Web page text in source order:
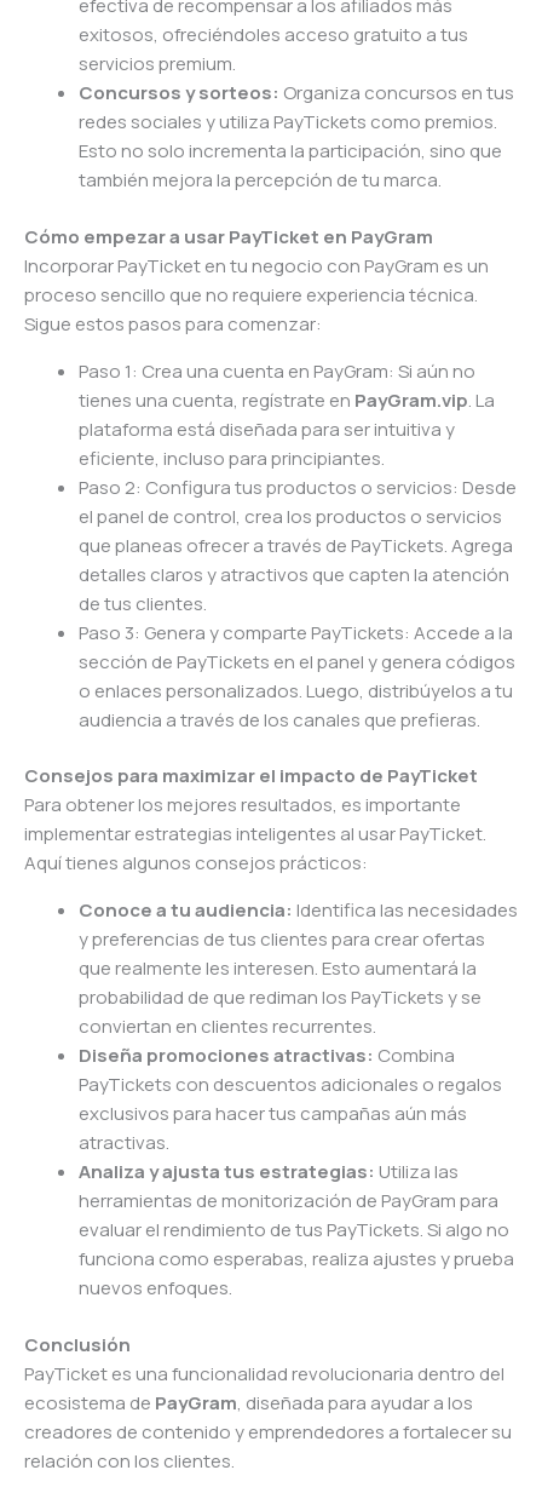
efectiva de recompensar a los afiliados más
exitosos, ofreciéndoles acceso gratuito a tus
servicios premium.
Concursos y sorteos: Organiza concursos en tus
redes sociales y utiliza PayTickets como premios.
Esto no solo incrementa la participación, sino que
también mejora la percepción de tu marca.
Cómo empezar a usar PayTicket en PayGram
Incorporar PayTicket en tu negocio con PayGram es un
proceso sencillo que no requiere experiencia técnica.
Sigue estos pasos para comenzar:
Paso 1: Crea una cuenta en PayGram: Si aún no
tienes una cuenta, regístrate en PayGram.vip. La
plataforma está diseñada para ser intuitiva y
eficiente, incluso para principiantes.
Paso 2: Configura tus productos o servicios: Desde
el panel de control, crea los productos o servicios
que planeas ofrecer a través de PayTickets. Agrega
detalles claros y atractivos que capten la atención
de tus clientes.
Paso 3: Genera y comparte PayTickets: Accede a la
sección de PayTickets en el panel y genera códigos
o enlaces personalizados. Luego, distribúyelos a tu
audiencia a través de los canales que prefieras.
Consejos para maximizar el impacto de PayTicket
Para obtener los mejores resultados, es importante
implementar estrategias inteligentes al usar PayTicket.
Aquí tienes algunos consejos prácticos:
Conoce a tu audiencia: Identifica las necesidades
y preferencias de tus clientes para crear ofertas
que realmente les interesen. Esto aumentará la
probabilidad de que rediman los PayTickets y se
conviertan en clientes recurrentes.
Diseña promociones atractivas: Combina
PayTickets con descuentos adicionales o regalos
exclusivos para hacer tus campañas aún más
atractivas.
Analiza y ajusta tus estrategias: Utiliza las
herramientas de monitorización de PayGram para
evaluar el rendimiento de tus PayTickets. Si algo no
funciona como esperabas, realiza ajustes y prueba
nuevos enfoques.
Conclusión
PayTicket es una funcionalidad revolucionaria dentro del
ecosistema de PayGram, diseñada para ayudar a los
creadores de contenido y emprendedores a fortalecer su
relación con los clientes.